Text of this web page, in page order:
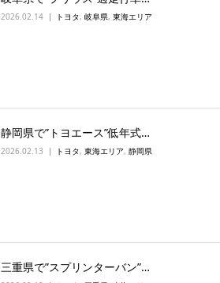
2026.02.14 トヨタ, 岐阜県, 東海エリア
静岡県で”トヨエース”低年式…
2026.02.13 トヨタ, 東海エリア, 静岡県
三重県で”スプリンターバン”…